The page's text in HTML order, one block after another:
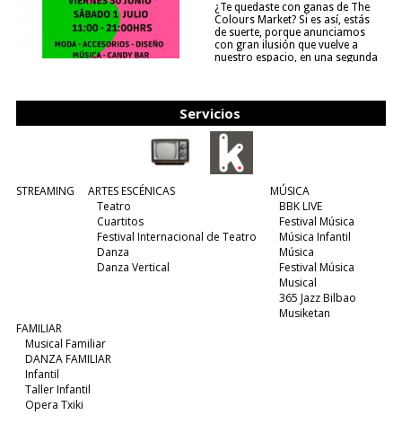
¿Te quedaste con ganas de The
Colours Market? Si es así, estás
de suerte, porque anunciamos
con gran ilusión que vuelve a
nuestro espacio, en una segunda
Servicios
STREAMING
ARTES ESCÉNICAS
Teatro
Cuartitos
Festival Internacional de Teatro
Danza
Danza Vertical
MÚSICA
BBK LIVE
Festival Música
Música Infantil
Música
Festival Música
Musical
365 Jazz Bilbao
Musiketan
FAMILIAR
Musical Familiar
DANZA FAMILIAR
Infantil
Taller Infantil
Opera Txiki